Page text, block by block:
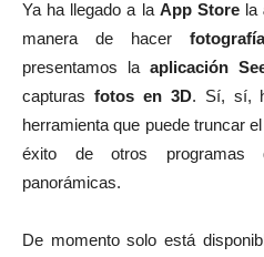
Ya ha llegado a la App Storela
manera de hacer
presentamos la aplicación
capturas fotos en 3D. Sí, sí,
herramienta que puede truncar
éxito de otros programas
panorámicas.
De momento solo está